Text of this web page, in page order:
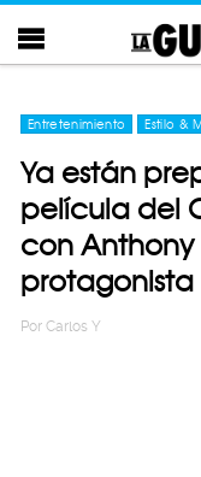
Entretenimiento Estilo &
Ya están
película del
con
protagonista
Por Carlos Y